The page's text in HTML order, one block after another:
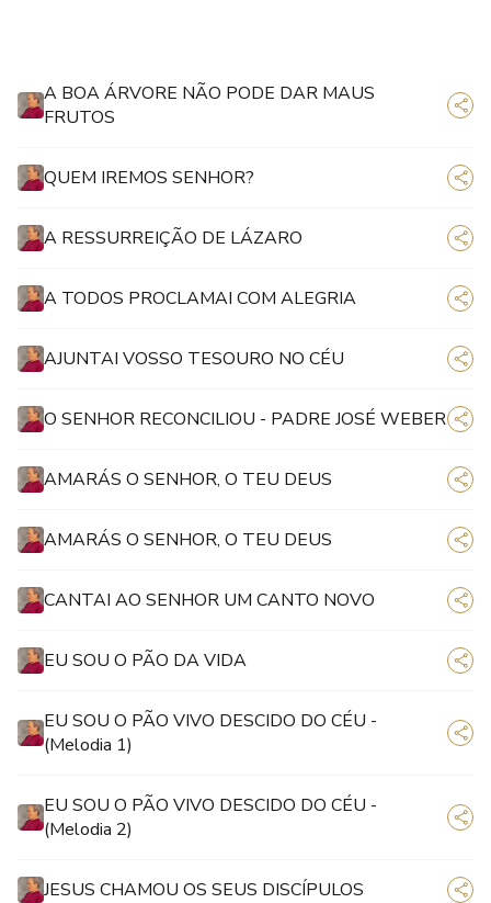
A BOA ÁRVORE NÃO PODE DAR MAUS
FRUTOS
QUEM IREMOS SENHOR?
A RESSURREIÇÃO DE LÁZARO
A TODOS PROCLAMAI COM ALEGRIA
AJUNTAI VOSSO TESOURO NO CÉU
O SENHOR RECONCILIOU - PADRE JOSÉ WEBER
AMARÁS O SENHOR, O TEU DEUS
AMARÁS O SENHOR, O TEU DEUS
CANTAI AO SENHOR UM CANTO NOVO
EU SOU O PÃO DA VIDA
EU SOU O PÃO VIVO DESCIDO DO CÉU -
(Melodia 1)
EU SOU O PÃO VIVO DESCIDO DO CÉU -
(Melodia 2)
JESUS CHAMOU OS SEUS DISCÍPULOS